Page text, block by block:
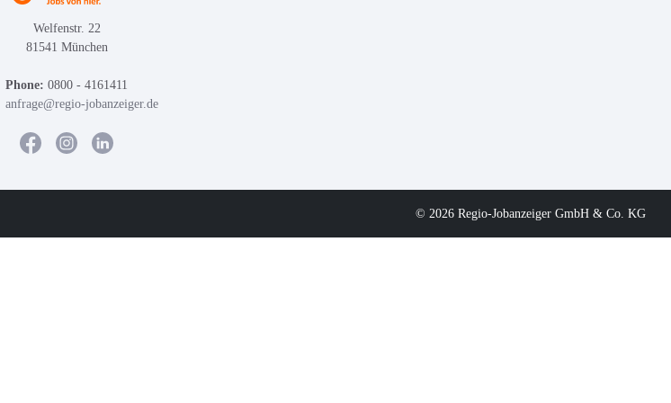
Welfenstr. 22
81541 München
Phone: 0800 - 4161411
anfrage@regio-jobanzeiger.de
© 2026 Regio-Jobanzeiger GmbH & Co. KG